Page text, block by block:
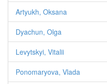
Artyukh, Oksana
Dyachun, Olga
Levytskyi, Vitalii
Ponomaryova, Vlada